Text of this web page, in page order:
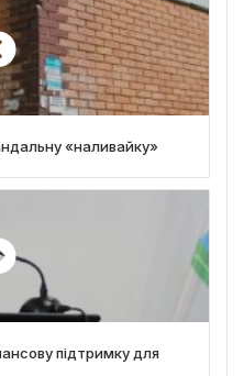
«наливайку»
підтримку для